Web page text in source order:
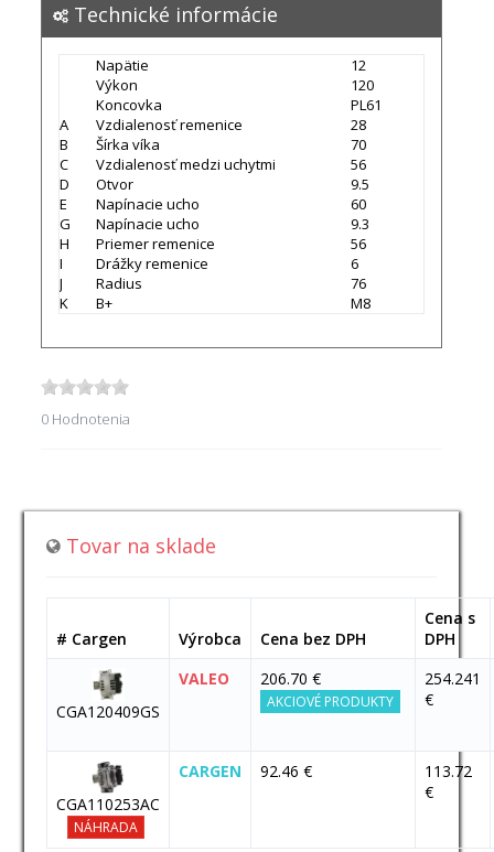
Technické informácie
Napätie
12
Výkon
120
Koncovka
PL61
A
Vzdialenosť remenice
28
B
Šírka víka
70
C
Vzdialenosť medzi uchytmi
56
D
Otvor
9.5
E
Napínacie ucho
60
G
Napínacie ucho
9.3
H
Priemer remenice
56
I
Drážky remenice
6
J
Radius
76
K
B+ M8
0 Hodnotenia
Tovar na sklade
# Cargen Výrobca Cena bez DPH
Cena s
DPH
CGA120409GS
VALEO 206.70 €
AKCIOVÉ PRODUKTY
254.241
€
CGA110253AC
NÁHRADA
CARGEN 92.46 €
113.72
€